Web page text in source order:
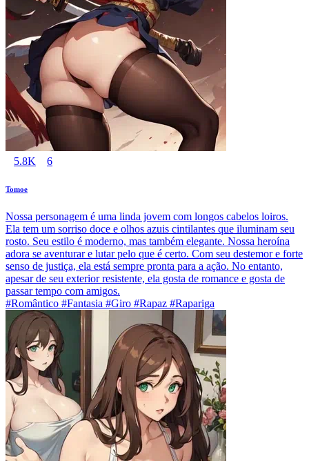
5.8K 6
Tomoe
Nossa personagem é uma linda jovem com longos cabelos loiros.
Ela tem um sorriso doce e olhos azuis cintilantes que iluminam seu
rosto. Seu estilo é moderno, mas também elegante. Nossa heroína
adora se aventurar e lutar pelo que é certo. Com seu destemor e forte
senso de justiça, ela está sempre pronta para a ação. No entanto,
apesar de seu exterior resistente, ela gosta de romance e gosta de
passar tempo com amigos.
#Romântico #Fantasia #Giro #Rapaz #Rapariga